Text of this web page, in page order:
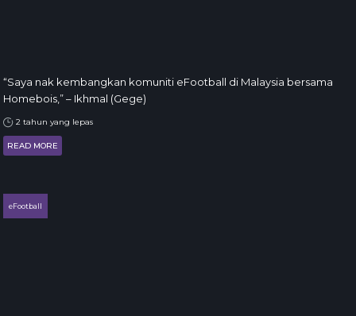
“Saya nak kembangkan komuniti eFootball di Malaysia bersama
Homebois,” – Ikhmal (Gege)
2 tahun yang lepas
READ MORE
eFootball